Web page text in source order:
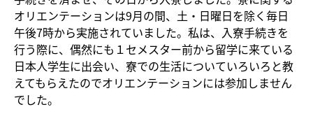
オリエンテーションは9月の間、土・日曜日を除く毎日
午後7時から実施されていました。私は、入寮手続きを
行う際に、偶然にも１セメスター前から留学に来ている
日本人学生に出会い、寮での生活についていろいろと教
えてもらえたのでオリエンテーションには参加しません
でした。